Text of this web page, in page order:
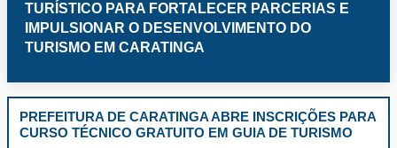
TURÍSTICO PARA FORTALECER PARCERIAS E
IMPULSIONAR O DESENVOLVIMENTO DO
TURISMO EM CARATINGA
PREFEITURA DE CARATINGA ABRE INSCRIÇÕES PARA
CURSO TÉCNICO GRATUITO EM GUIA DE TURISMO